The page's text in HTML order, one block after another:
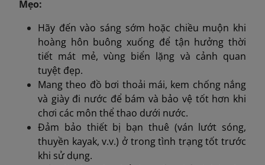
Mẹo:
Hãy đến vào sáng sớm hoặc chiều muộn khi
hoàng hôn buông xuống để tận hưởng thời
tiết mát mẻ, vùng biển lặng và cảnh quan
tuyệt đẹp.
Mang theo đồ bơi thoải mái, kem chống nắng
và giày đi nước để bám và bảo vệ tốt hơn khi
chơi các môn thể thao dưới nước.
Đảm bảo thiết bị bạn thuê (ván lướt sóng,
thuyền kayak, v.v.) ở trong tình trạng tốt trước
khi sử dụng.